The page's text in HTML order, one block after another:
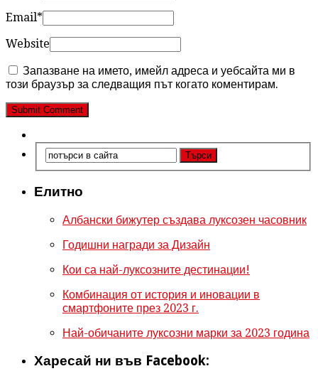
Email*
Website
Запазване на името, имейл адреса и уебсайта ми в
този браузър за следващия път когато коментирам.
Елитно
Албански бижутер създава луксозен часовник
Годишни награди за Дизайн
Кои са най-луксозните дестинации!
Комбинация от история и иновации в
смартфоните през 2023 г.
Най-обичаните луксозни марки за 2023 година
Харесай ни във Facebook: